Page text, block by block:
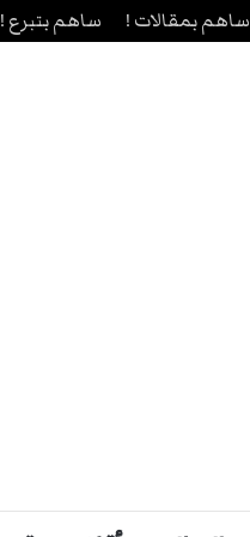
ساهم بمقالات ! ساهم بتبرع !